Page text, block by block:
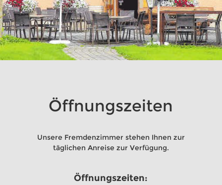
Öffnungszeiten
Unsere Fremdenzimmer stehen Ihnen zur
täglichen Anreise zur Verfügung.
Öffnungszeiten: